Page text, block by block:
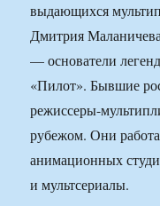
выдающихся
Дмитрия
— основатели
«Пилот». Бывшие
режиссеры-
рубежом. Они
анимационных
и мультсериалы.